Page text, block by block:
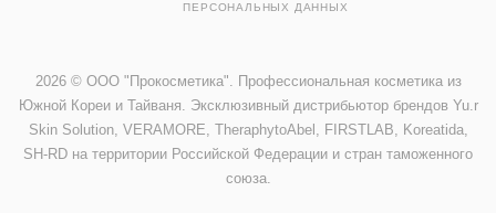
ПЕРСОНАЛЬНЫХ ДАННЫХ
2026 © ООО "Прокосметика". Профессиональная косметика из
Южной Кореи и Тайваня. Эксклюзивный дистрибьютор брендов Yu.r
Skin Solution, VERAMORE, TheraphytoAbel, FIRSTLAB, Koreatida,
SH-RD на территории Российской Федерации и стран таможенного
союза.